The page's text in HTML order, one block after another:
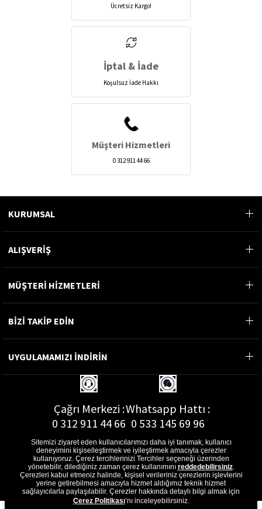
Ücretsiz Kargo!
İptal & İade
Koşulsuz İade Hakkı
Müşteri Hizmetleri
0 312 911 44 66
KURUMSAL
ALIŞVERİŞ
MÜŞTERİ HİZMETLERİ
BİZİ TAKİP EDİN
UYGULAMAMIZI İNDİRİN
Çağrı Merkezi :
0 312 911 44 66
Whatsapp Hattı :
0 533 145 69 96
E-Posta Adresi :
musterihizmetleri@gon.com.tr
Sitemizi ziyaret eden kullanıcılarımızı daha iyi tanımak, kullanıcı
deneyimini kişiselleştirmek ve iyileştirmek amacıyla çerezler
kullanıyoruz. Çerez tercihlerinizi Tercihler seçeneği üzerinden
yönetebilir, dilediğiniz zaman çerez kullanımını reddedebilirsiniz.
Çerezleri kabul etmeniz halinde, kişisel verileriniz çerezlerin işlevlerini
yerine getirebilmesi amacıyla hizmet aldığımız teknik hizmet
sağlayıcılarla paylaşılabilir. Çerezler hakkında detaylı bilgi almak için
Çerez Politikası’nı inceleyebilirsiniz.